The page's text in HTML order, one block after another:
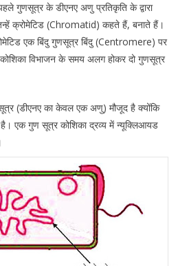
गुणसूत्र के डीएनए अणु प्रतिकृति के द्वारा
क्रोमेटिड (Chromatid) कहते हैं, बनाते हैं।
एक बिंदु गुणसूत्र बिंदु (Centromere) पर
विभाजन के समय अलग होकर दो गुणसूत्र
(डीएनए का केवल एक अणु) मौजूद है क्योंकि
है। एक गुण सूत्र कोशिका द्रव्य में न्यूक्लिआयड